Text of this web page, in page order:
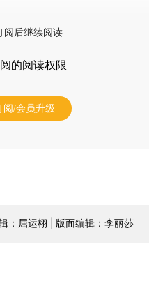
阅后继续阅读
的阅读权限
阅/会员升级
：屈运栩 | 版面编辑：李丽莎